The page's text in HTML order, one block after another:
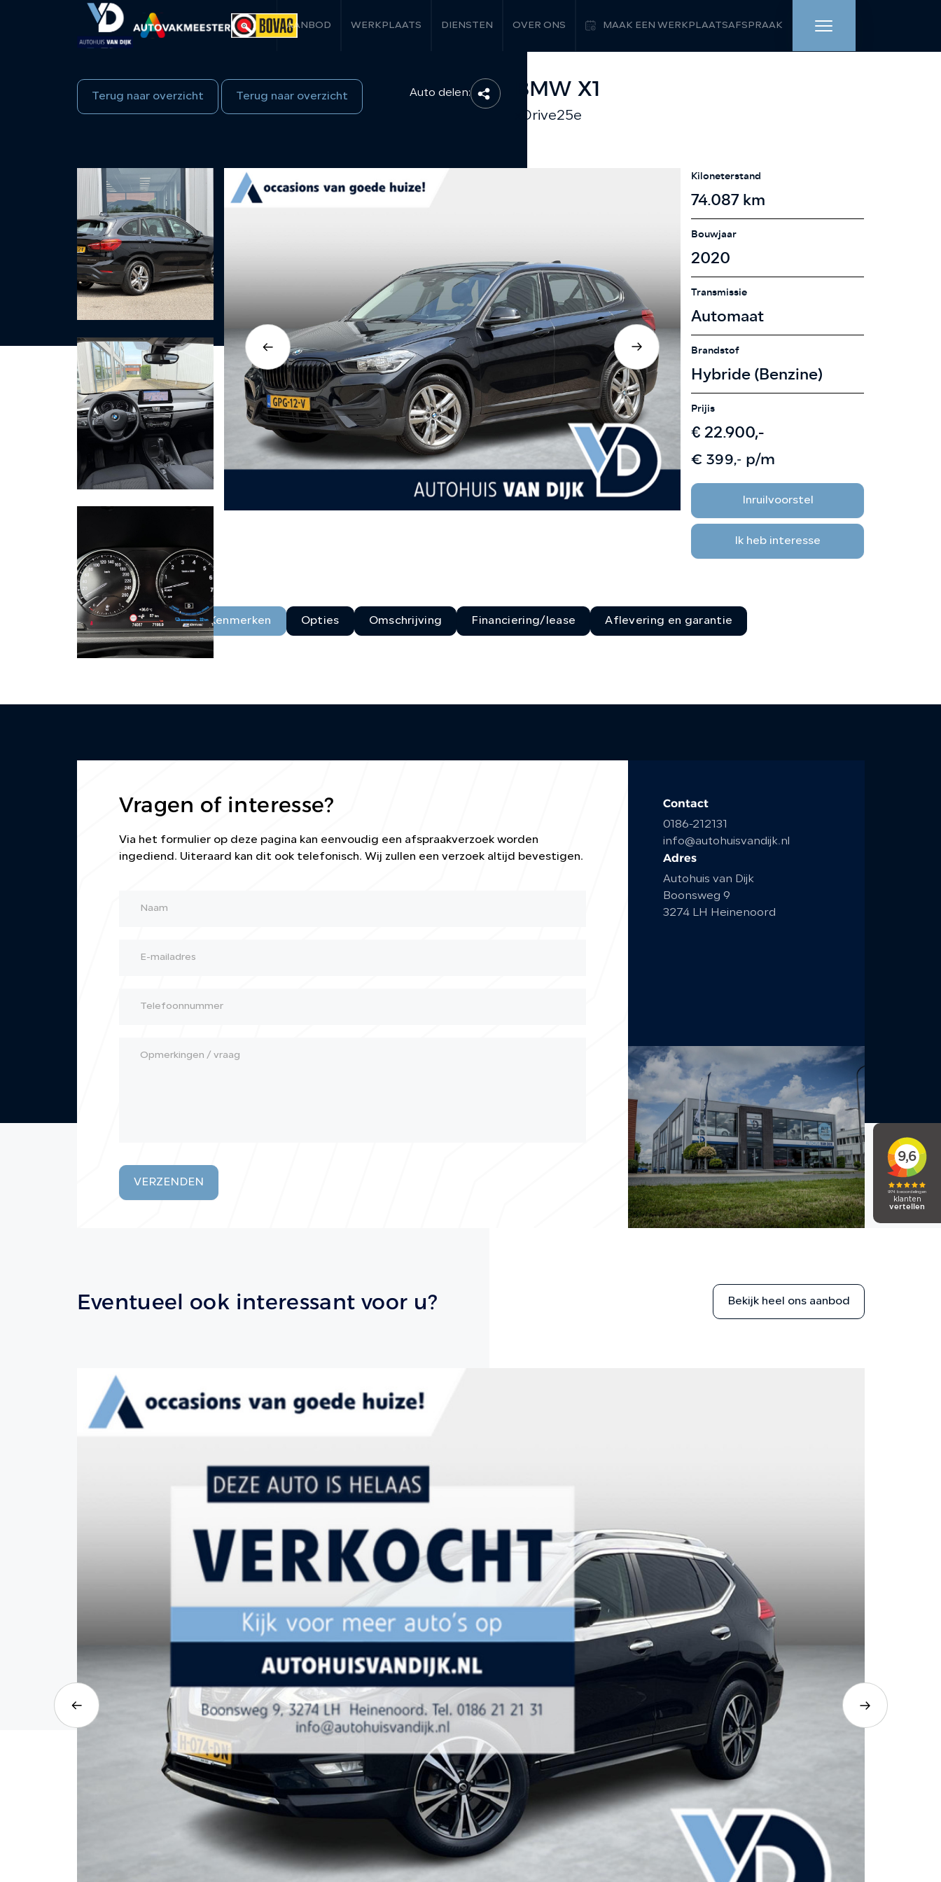
AANBOD WERKPLAATS DIENSTEN OVER ONS MAAK EEN WERKPLAATSAFSPRAAK
DIENSTEN
OVER ONS
VERKOCHT
CONTACT
Terug naar overzicht Terug naar overzicht Auto delen: BMW X1
xDrive25e
Kiloneterstand
74.087 km
Bouwjaar
2020
Transmissie
Automaat
Brandstof
Hybride (Benzine)
Prijis
€ 22.900,-
€ 399,- p/m
Inruilvoorstel
Ik heb interesse
Kenmerken Opties Omschrijving Financiering/lease Aflevering en garantie
Vragen of interesse?
Via het formulier op deze pagina kan eenvoudig een afspraakverzoek worden
ingediend. Uiteraard kan dit ook telefonisch. Wij zullen een verzoek altijd bevestigen.
VERZENDEN
Contact
0186-212131
info@autohuisvandijk.nl
Adres
Autohuis van Dijk
Boonsweg 9
3274 LH Heinenoord
Eventueel ook interessant voor u? Bekijk heel ons aanbod